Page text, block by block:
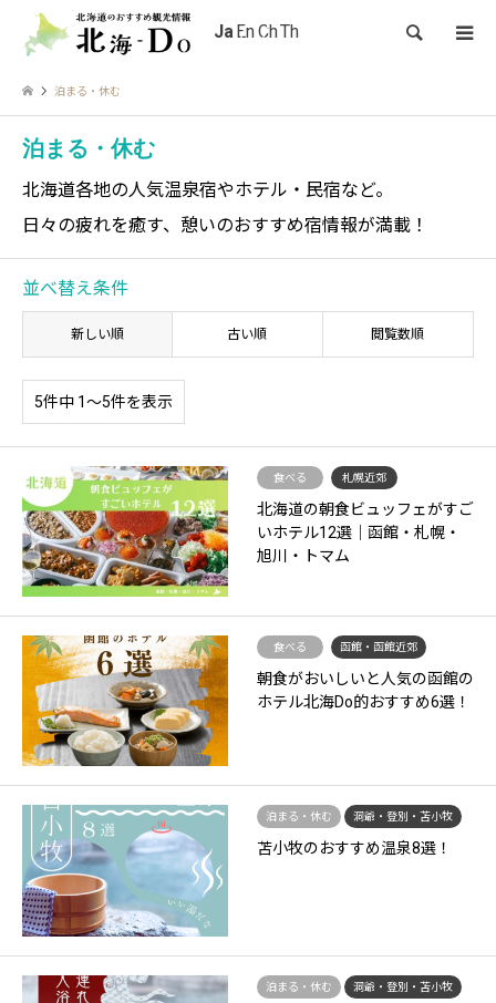
検索
泊まる・休む
泊まる・休む
北海道各地の人気温泉宿やホテル・民宿など。
日々の疲れを癒す、憩いのおすすめ宿情報が満載！
並べ替え条件
新しい順 古い順 閲覧数順
5件中 1〜5件を表示
食べる 札幌近郊
北海道の朝食ビュッフェがすご
いホテル12選｜函館・札幌・
旭川・トマム
食べる 函館・函館近郊
朝食がおいしいと人気の函館の
ホテル北海Do的おすすめ6選！
泊まる・休む 洞爺・登別・苫小牧
苫小牧のおすすめ温泉8選！
泊まる・休む 洞爺・登別・苫小牧